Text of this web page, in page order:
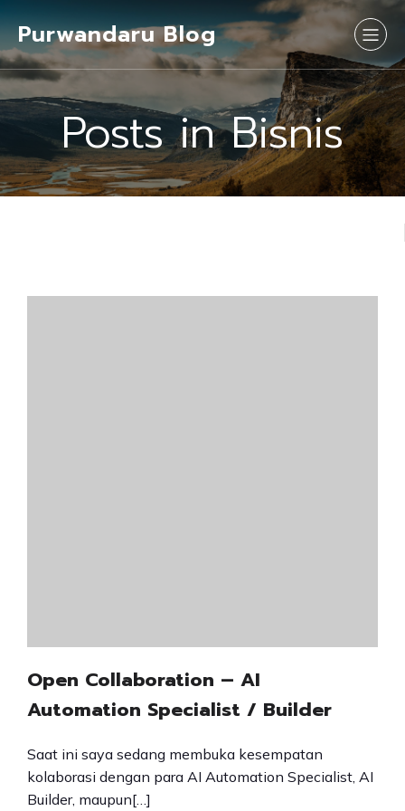
Purwandaru Blog
Posts in Bisnis
Open Collaboration – AI
Automation Specialist / Builder
Saat ini saya sedang membuka kesempatan
kolaborasi dengan para AI Automation Specialist, AI
Builder, maupun[…]